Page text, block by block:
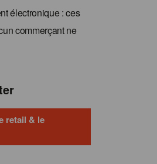
électronique : ces
commerçant ne
retail & le